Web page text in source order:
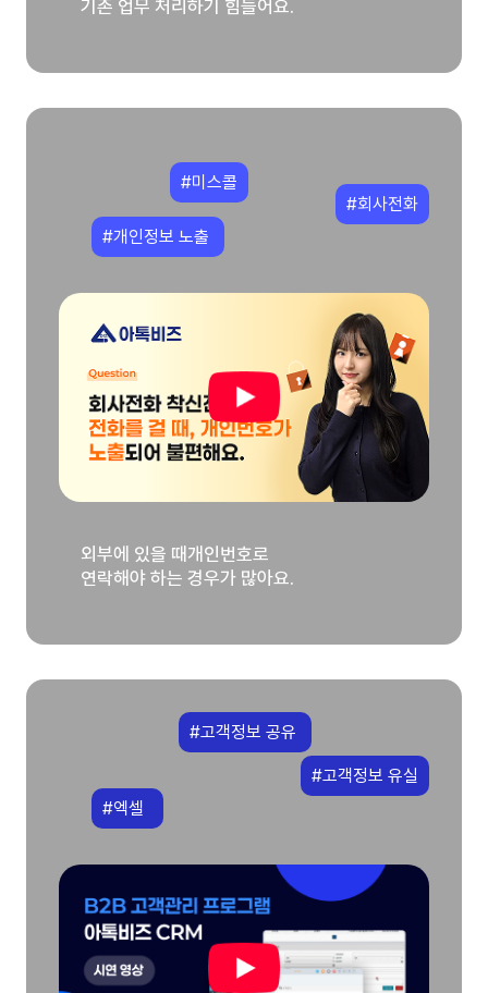
기존 업무 처리하기 힘들어요.
#개인정보 노출
#미스콜
#회사전화
외부에 있을 때개인번호로
연락해야 하는 경우가 많아요.
#엑셀
#고객정보 공유
#고객정보 유실